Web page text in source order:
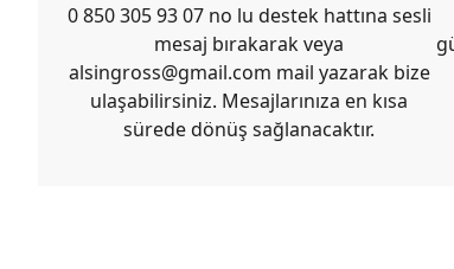
0 850 305 93 07 no lu destek hattına sesli
mesaj bırakarak veya
alsingross@gmail.com mail yazarak bize
ulaşabilirsiniz. Mesajlarınıza en kısa
sürede dönüş sağlanacaktır.